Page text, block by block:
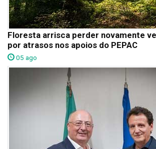
Floresta arrisca perder novamente
por atrasos nos apoios do PEPAC
05 ago